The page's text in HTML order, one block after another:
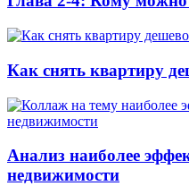
Как снять квартиру
Анализ наиболее
недвижимости